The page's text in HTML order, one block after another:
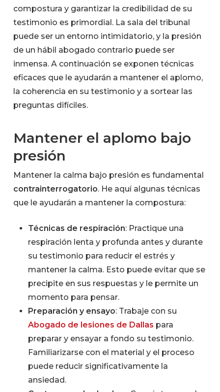
compostura y garantizar la credibilidad de su
testimonio es primordial. La sala del tribunal
puede ser un entorno intimidatorio, y la presión
de un hábil abogado contrario puede ser
inmensa. A continuación se exponen técnicas
eficaces que le ayudarán a mantener el aplomo,
la coherencia en su testimonio y a sortear las
preguntas difíciles.
Mantener el aplomo bajo
presión
Mantener la calma bajo presión es fundamental
contrainterrogatorio. He aquí algunas técnicas
que le ayudarán a mantener la compostura:
Técnicas de respiración: Practique una
respiración lenta y profunda antes y durante
su testimonio para reducir el estrés y
mantener la calma. Esto puede evitar que se
precipite en sus respuestas y le permite un
momento para pensar.
Preparación y ensayo: Trabaje con su
Abogado de lesiones de Dallas para
preparar y ensayar a fondo su testimonio.
Familiarizarse con el material y el proceso
puede reducir significativamente la
ansiedad.